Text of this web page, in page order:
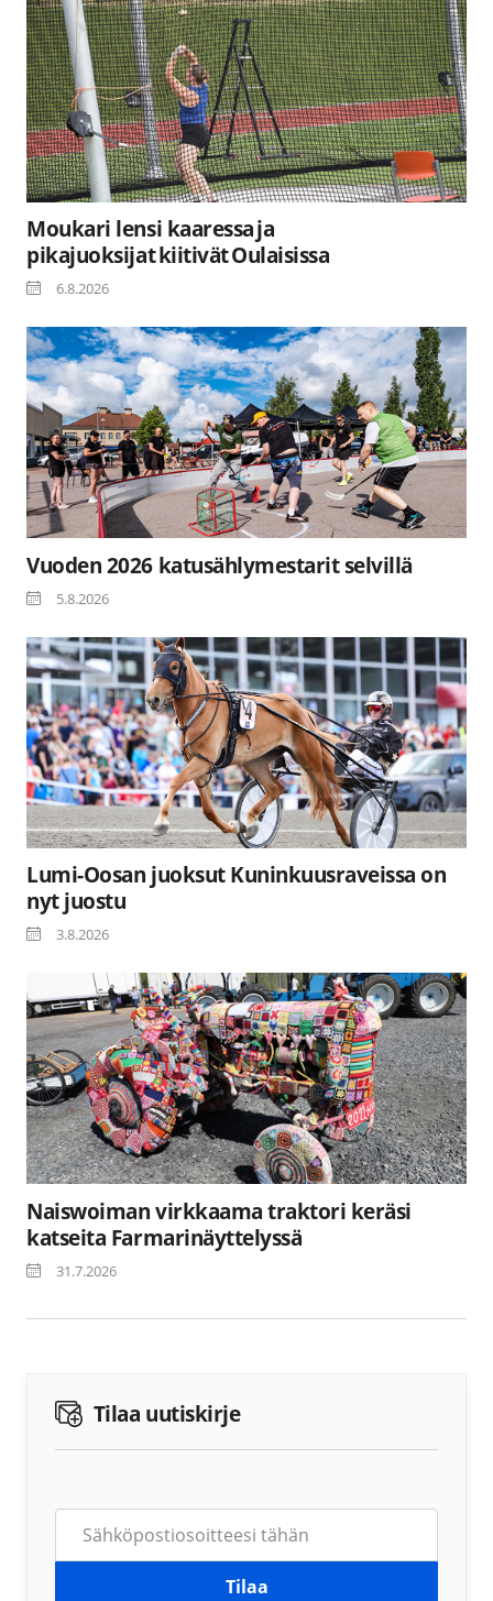
Moukari lensi kaaressa ja
pikajuoksijat kiitivät Oulaisissa
6.8.2026
Vuoden 2026 katusählymestarit selvillä
5.8.2026
Lumi-Oosan juoksut Kuninkuusraveissa on
nyt juostu
3.8.2026
Naiswoiman virkkaama traktori keräsi
katseita Farmarinäyttelyssä
31.7.2026
Tilaa uutiskirje
Tilaa